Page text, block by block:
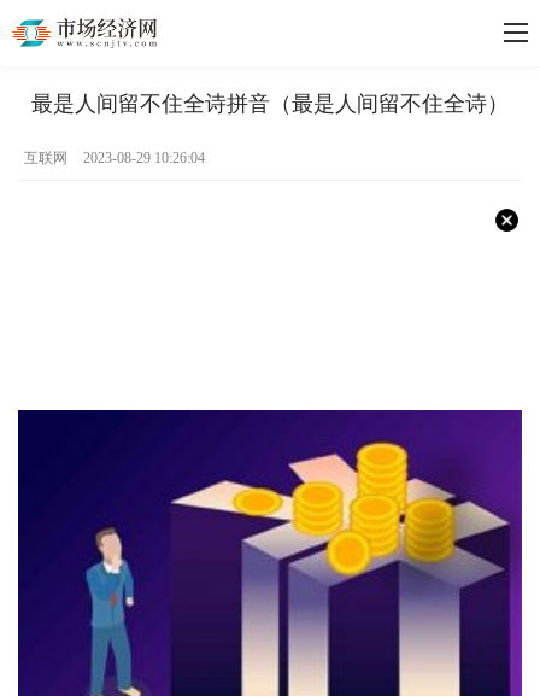
最是人间留不住全诗拼音（最是人间留不住全诗）
互联网 2023-08-29 10:26:04